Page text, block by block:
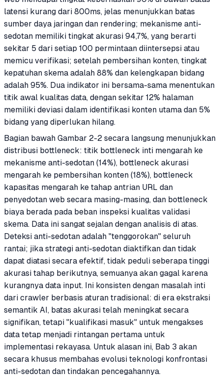
latensi kurang dari 800ms, jelas menunjukkan batas
sumber daya jaringan dan rendering; mekanisme anti-
sedotan memiliki tingkat akurasi 94,7%, yang berarti
sekitar 5 dari setiap 100 permintaan diintersepsi atau
memicu verifikasi; setelah pembersihan konten, tingkat
kepatuhan skema adalah 88% dan kelengkapan bidang
adalah 95%. Dua indikator ini bersama-sama menentukan
titik awal kualitas data, dengan sekitar 12% halaman
memiliki deviasi dalam identifikasi konten utama dan 5%
bidang yang diperlukan hilang.
Bagian bawah Gambar 2-2 secara langsung menunjukkan
distribusi bottleneck: titik bottleneck inti mengarah ke
mekanisme anti-sedotan (14%), bottleneck akurasi
mengarah ke pembersihan konten (18%), bottleneck
kapasitas mengarah ke tahap antrian URL dan
penyedotan web secara masing-masing, dan bottleneck
biaya berada pada beban inspeksi kualitas validasi
skema. Data ini sangat sejalan dengan analisis di atas.
Deteksi anti-sedotan adalah "tenggorokan" seluruh
rantai; jika strategi anti-sedotan diaktifkan dan tidak
dapat diatasi secara efektif, tidak peduli seberapa tinggi
akurasi tahap berikutnya, semuanya akan gagal karena
kurangnya data input. Ini konsisten dengan masalah inti
dari crawler berbasis aturan tradisional: di era ekstraksi
semantik AI, batas akurasi telah meningkat secara
signifikan, tetapi "kualifikasi masuk" untuk mengakses
data tetap menjadi rintangan pertama untuk
implementasi rekayasa. Untuk alasan ini, Bab 3 akan
secara khusus membahas evolusi teknologi konfrontasi
anti-sedotan dan tindakan pencegahannya.